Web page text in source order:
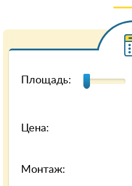
Площадь:
Цена:
Монтаж: